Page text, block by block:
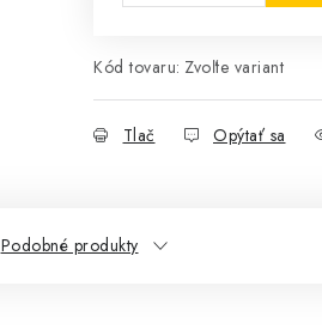
Kód tovaru: Zvoľte variant
Tlač Opýtať sa
Podobné produkty